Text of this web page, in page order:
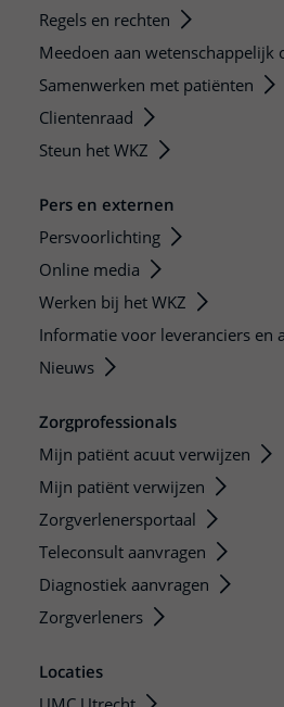
Regels en rechten
Meedoen aan wetenschappelijk
Samenwerken met patiënten
Clientenraad
Steun het WKZ
Pers en externen
Persvoorlichting
Online media
Werken bij het WKZ
Informatie voor leveranciers en
Nieuws
Zorgprofessionals
Mijn patiënt acuut verwijzen
Mijn patiënt verwijzen
Zorgverlenersportaal
Teleconsult aanvragen
Diagnostiek aanvragen
Zorgverleners
Locaties